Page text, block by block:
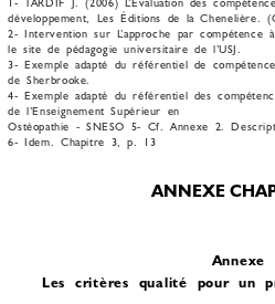
développement, Les Éditions de la Chenelière.
2- Intervention sur L’approche par compétence
le site de pédagogie universitaire de l’USJ.
3- Exemple adapté du référentiel de
de Sherbrooke.
4- Exemple adapté du référentiel des
de l’Enseignement Supérieur en
Ostéopathie - SNESO 5- Cf. Annexe 2.
6- Idem. Chapitre 3, p. 13
ANNEXE
Annexe
Les critères qualité pour un